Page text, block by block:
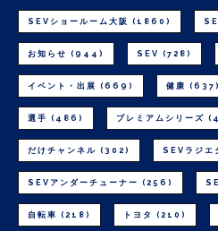
SEVショールーム大阪 (1860)
お知らせ (944) SEV (728)
イベント・出展 (669) 健康 (637)
選手 (486) プレミアムシリーズ
だけチャンネル (302) SEVラジエ
SEVアンダーチューナー (256)
自転車 (218) トヨタ (210)